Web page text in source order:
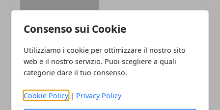
Consenso sui Cookie
Utilizziamo i cookie per ottimizzare il nostro sito
web e il nostro servizio. Puoi scegliere a quali
categorie dare il tuo consenso.
Cookie Policy | Privacy Policy
Redazione